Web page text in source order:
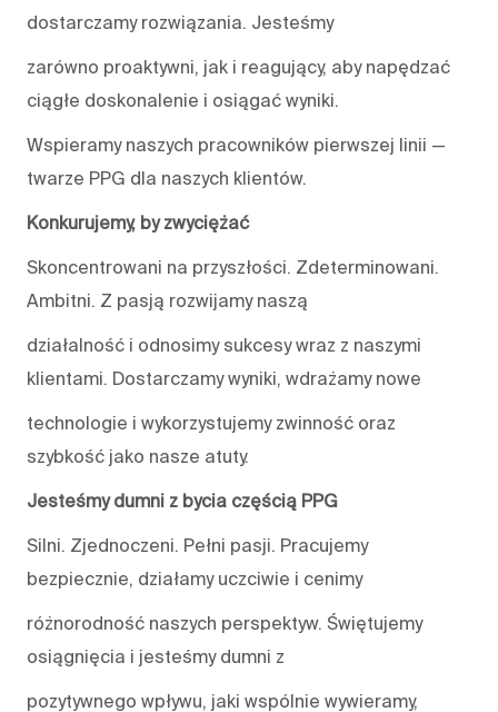
dostarczamy rozwiązania. Jesteśmy
zarówno proaktywni, jak i reagujący, aby napędzać
ciągłe doskonalenie i osiągać wyniki.
Wspieramy naszych pracowników pierwszej linii —
twarze PPG dla naszych klientów.
Konkurujemy, by zwyciężać
Skoncentrowani na przyszłości. Zdeterminowani.
Ambitni. Z pasją rozwijamy naszą
działalność i odnosimy sukcesy wraz z naszymi
klientami. Dostarczamy wyniki, wdrażamy nowe
technologie i wykorzystujemy zwinność oraz
szybkość jako nasze atuty.
Jesteśmy dumni z bycia częścią PPG
Silni. Zjednoczeni. Pełni pasji. Pracujemy
bezpiecznie, działamy uczciwie i cenimy
różnorodność naszych perspektyw. Świętujemy
osiągnięcia i jesteśmy dumni z
pozytywnego wpływu, jaki wspólnie wywieramy,